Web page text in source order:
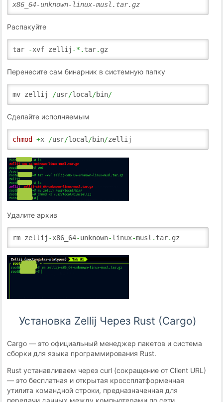
x86_64-unknown-linux-musl.tar.gz
Распакуйте
tar -xvf zellij -*. tar. gz
Перенесите сам бинарник в системную папку
mv zellij /usr/local/bin/
Сделайте исполняемым
chmod +x /usr/local/bin/zellij
Удалите архив
rm zellij -x86_64-unknown-linux-musl . tar. gz
Установка Zellij Через Rust (Cargo)
Cargo — это официальный менеджер пакетов и система
сборки для языка программирования Rust.
Rust устанавливаем через curl (сокращение от Client URL)
— это бесплатная и открытая кроссплатформенная
утилита командной строки, предназначенная для